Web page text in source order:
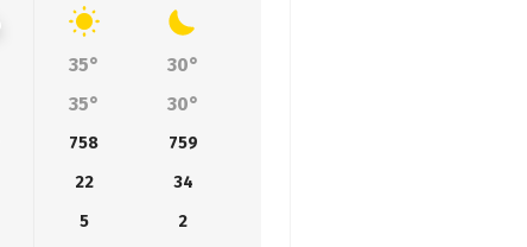
35°
30°
35° 30°
758
759
22
34
5
2